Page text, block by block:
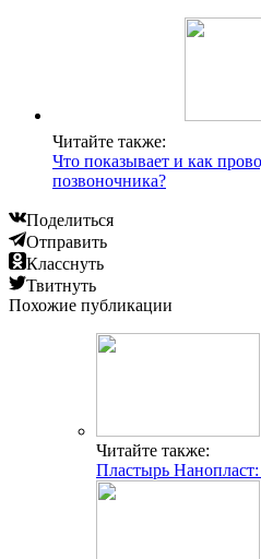
Читайте также:
Что показывает и как
позвоночника?
Поделиться
Отправить
Класснуть
Твитнуть
Похожие публикации
Читайте также:
Пластырь